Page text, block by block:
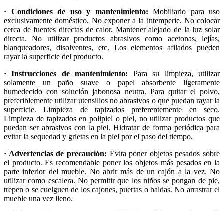
· Condiciones de uso y mantenimiento: Mobiliario para uso
exclusivamente doméstico. No exponer a la intemperie. No colocar
cerca de fuentes directas de calor. Mantener alejado de la luz solar
directa. No utilizar productos abrasivos como acetonas, lejías,
blanqueadores, disolventes, etc. Los elementos afilados pueden
rayar la superficie del producto.
· Instrucciones de mantenimiento: Para su limpieza, utilizar
solamente un paño suave o papel absorbente ligeramente
humedecido con solución jabonosa neutra. Para quitar el polvo,
preferiblemente utilizar utensilios no abrasivos o que puedan rayar la
superficie. Limpieza de tapizados preferentemente en seco.
Limpieza de tapizados en polipiel o piel, no utilizar productos que
puedan ser abrasivos con la piel. Hidratar de forma periódica para
evitar la sequedad y grietas en la piel por el paso del tiempo.
· Advertencias de precaución: Evita poner objetos pesados sobre
el producto. Es recomendable poner los objetos más pesados en la
parte inferior del mueble. No abrir más de un cajón a la vez. No
utilizar como escalera. No permitir que los niños se pongan de pie,
trepen o se cuelguen de los cajones, puertas o baldas. No arrastrar el
mueble una vez lleno.